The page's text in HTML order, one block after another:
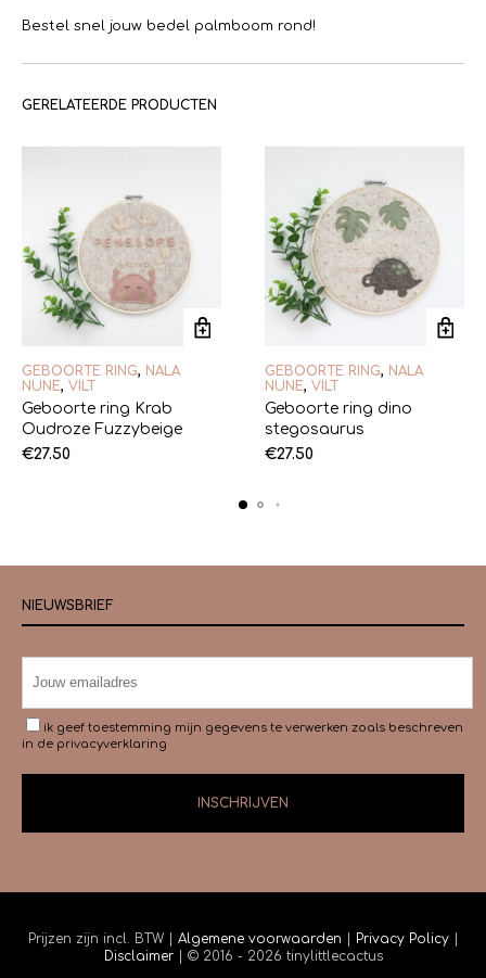
Bestel snel jouw bedel palmboom rond!
GERELATEERDE PRODUCTEN
GEBOORTE RING, NALA
NUNE, VILT
Geboorte ring Krab
Oudroze Fuzzybeige
€27.50
GEBOORTE RING, NALA
NUNE, VILT
Geboorte ring dino
stegosaurus
€27.50
NIEUWSBRIEF
ik geef toestemming mijn gegevens te verwerken zoals beschreven
in de privacyverklaring
Prijzen zijn incl. BTW | Algemene voorwaarden | Privacy Policy |
Disclaimer | © 2016 - 2026 tinylittlecactus